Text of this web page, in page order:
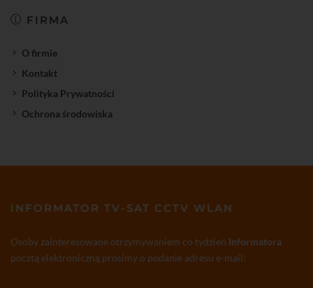
FIRMA
O firmie
Kontakt
Polityka Prywatności
Ochrona środowiska
INFORMATOR TV-SAT CCTV WLAN
Osoby zainteresowane otrzymywaniem co tydzień Informatora
pocztą elektroniczną prosimy o podanie adresu e-mail: